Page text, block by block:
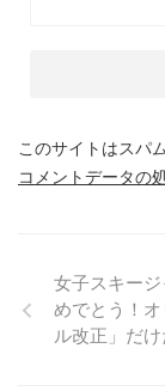
このサイトはスパ
コメントデータの
女子スキー
めでとう！
ル改正」だ